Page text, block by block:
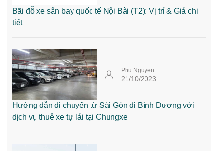
Bãi đỗ xe sân bay quốc tế Nội Bài (T2): Vị trí & Giá chi
tiết
Phu Nguyen
21/10/2023
Hướng dẫn di chuyển từ Sài Gòn đi Bình Dương với
dịch vụ thuê xe tự lái tại Chungxe